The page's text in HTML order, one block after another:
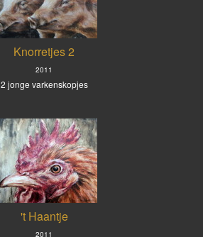
Knorretjes 2
2011
2 jonge varkenskopjes
't Haantje
2011